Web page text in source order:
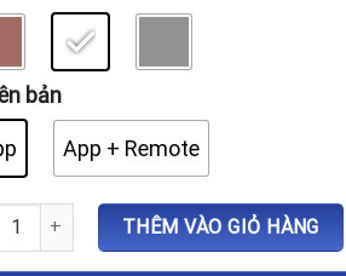
bản
App + Remote
vân tay cửa gỗ tự động Hyundai HY-
THÊM VÀO GIỎ HÀNG